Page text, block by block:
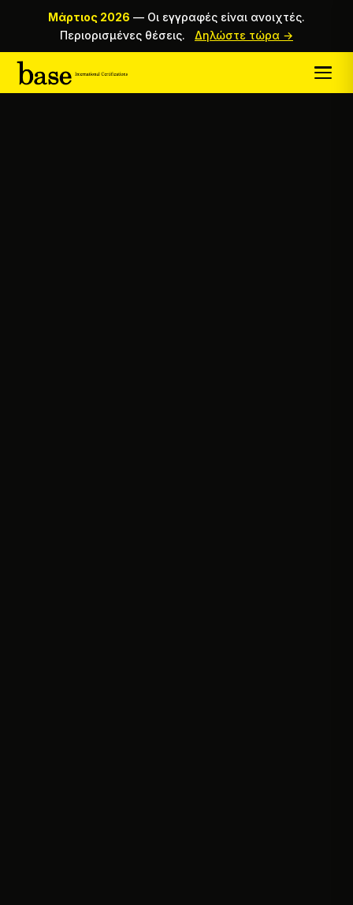
Μάρτιος 2026 — Οι εγγραφές είναι ανοιχτές.
Περιορισμένες θέσεις.
Δηλώστε τώρα →